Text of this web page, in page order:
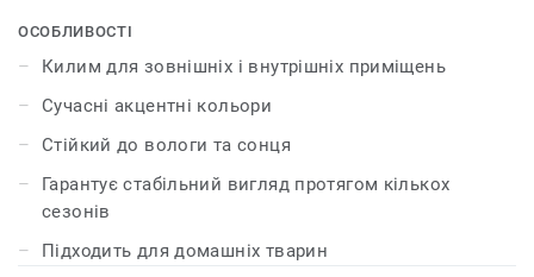
ОСОБЛИВОСТІ
Килим для зовнішніх і внутрішніх приміщень
Сучасні акцентні кольори
Стійкий до вологи та сонця
Гарантує стабільний вигляд протягом кількох
сезонів
Підходить для домашніх тварин